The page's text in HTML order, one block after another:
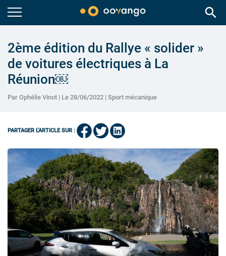
search
2ème édition du Rallye « solider »
de voitures électriques à La
Réunion￼
Par Ophélie Vinot | Le 28/06/2022 | Sport mécanique
PARTAGER L'ARTICLE SUR :